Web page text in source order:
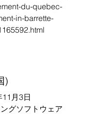
du-quebec-
in-barrette-
)
11月3日
グソフトウェア